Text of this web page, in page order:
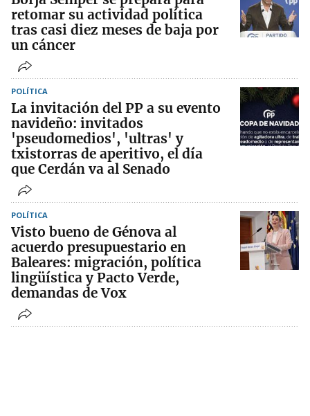
retomar su actividad política
tras casi diez meses de baja por
un cáncer
POLÍTICA
La invitación del PP a su evento
navideño: invitados
'pseudomedios', 'ultras' y
txistorras de aperitivo, el día
que Cerdán va al Senado
POLÍTICA
Visto bueno de Génova al
acuerdo presupuestario en
Baleares: migración, política
lingüística y Pacto Verde,
demandas de Vox